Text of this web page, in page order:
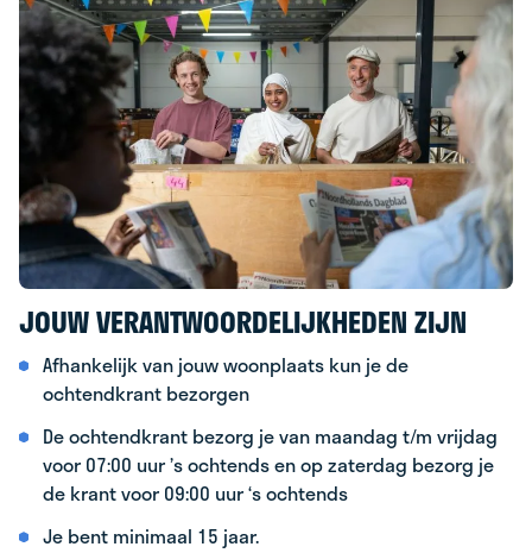
JOUW VERANTWOORDELIJKHEDEN ZIJN
Afhankelijk van jouw woonplaats kun je de
ochtendkrant bezorgen
De ochtendkrant bezorg je van maandag t/m vrijdag
voor 07:00 uur ’s ochtends en op zaterdag bezorg je
de krant voor 09:00 uur ‘s ochtends
Je bent minimaal 15 jaar.